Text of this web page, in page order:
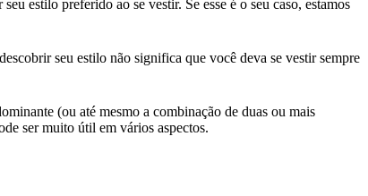
estilo preferido ao se vestir. Se esse é o seu caso, estamos
seu estilo não significa que você deva se vestir sempre
(ou até mesmo a combinação de duas ou mais
ser muito útil em vários aspectos.